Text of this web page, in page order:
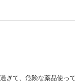
ぎて、危険な薬品使っ